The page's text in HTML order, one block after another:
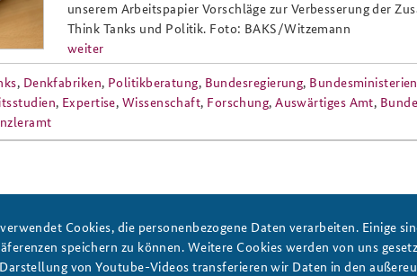
an der BAKS Anfahrt
"Junge
Das
unserem Arbeitspapier Vorschläge zur Verbesserung der
Think Tanks und Politik. Foto: BAKS/Witzemann
weiter
, Denkfabriken, Politikberatung, Bundesregierung, Bundesministerien
, Expertise, Wissenschaft, Forschung,Auswärtiges Amt,
PRESSE DATENSCHUTZ
Cookies, die personenbezogene Daten verarbeiten. Einige
speichern zu können. Weitere Cookies werden von uns
von Youtube-Videos transferieren wir Daten in den